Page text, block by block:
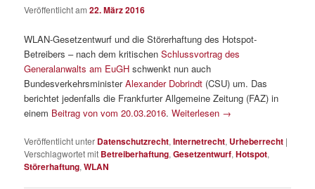
Veröffentlicht am22. März 2016
WLAN-Gesetzentwurf und die Störerhaftung des Hotspot-
Betreibers – nach dem kritischenSchlussvortrag des
Generalanwalts am EuGH schwenkt nun auch
BundesverkehrsministerAlexander Dobrindt (CSU) um. Das
berichtet jedenfalls die Frankfurter Allgemeine Zeitung (FAZ) in
einem Beitrag von vom 20.03.2016.Weiterlesen →
Veröffentlicht unter Datenschutzrecht,Internetrecht, Urheberrecht |
Verschlagwortet mit Betreiberhaftung,Gesetzentwurf,Hotspot,
Störerhaftung,WLAN